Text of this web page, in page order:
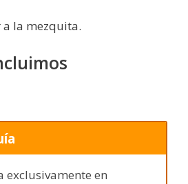
la mezquita.
exclusivamente en